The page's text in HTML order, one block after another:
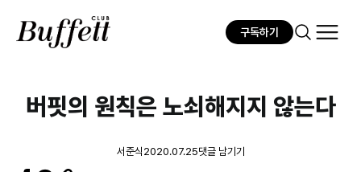
구독하기
버핏의 원칙은 노쇠해지지 않는다
서준식 2020.07.25댓글 남기기